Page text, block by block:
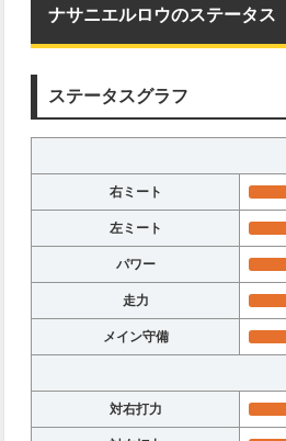
ナサニエルロウのステータス
ステータスグラフ
右ミート
左ミート
パワー
走力
メイン守備
対右打力